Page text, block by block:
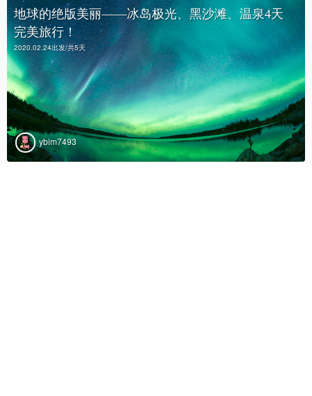
地球的绝版美丽——冰岛极光、黑沙滩、温泉4天
完美旅行！
2020.02.24出发/共5天
ybim7493